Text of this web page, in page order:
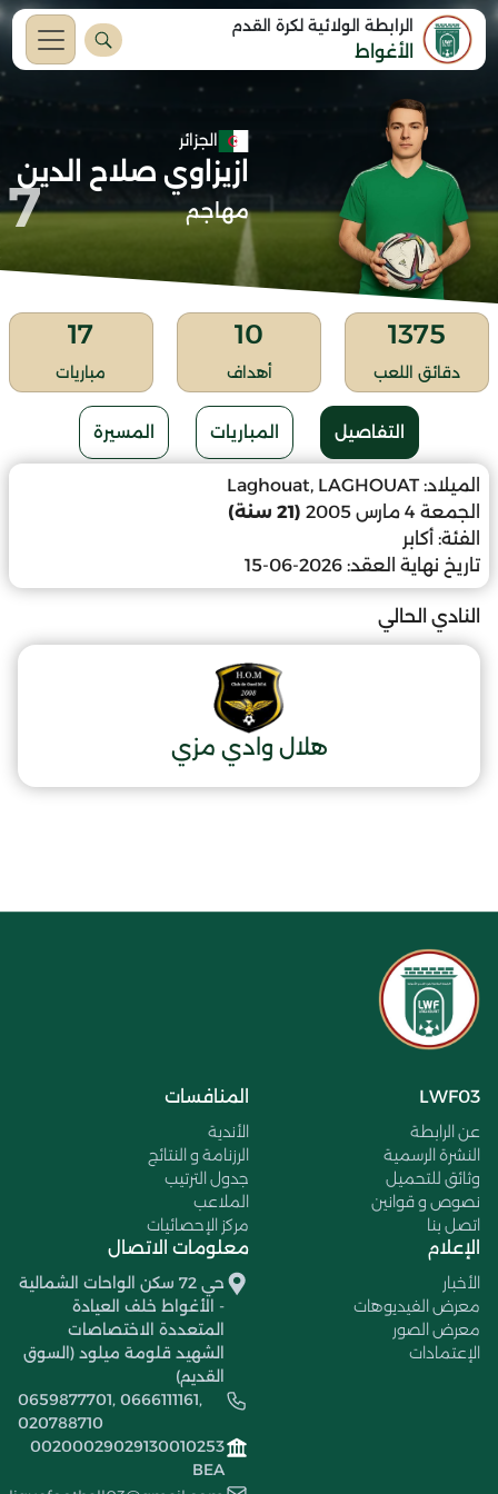
الرابطة الولائية لكرة القدم
الأغواط
الجزائر
ازيزاوي صلاح الدين
مهاجم 7
1375
دقائق اللعب
10
أهداف
17
مباريات
التفاصيل المباريات المسيرة
الميلاد: Laghouat, LAGHOUAT
الجمعة 4 مارس 2005
(21 سنة)
الفئة: أكابر
تاريخ نهاية العقد: 2026-06-15
النادي الحالي
هلال وادي مزي
LWF03
عن الرابطة
النشرة الرسمية
وثائق للتحميل
نصوص و قوانين
اتصل بنا
المنافسات
الأندية
الرزنامة و النتائج
جدول الترتيب
الملاعب
مركز الإحصائيات
الإعلام
الأخبار
معرض الفيديوهات
معرض الصور
الإعتمادات
معلومات الاتصال
حي 72 سكن الواحات الشمالية
- الأغواط خلف العيادة
المتعددة الاختصاصات
الشهيد قلومة ميلود (السوق
القديم)
0659877701, 0666111161,
020788710
00200029029130010253
BEA